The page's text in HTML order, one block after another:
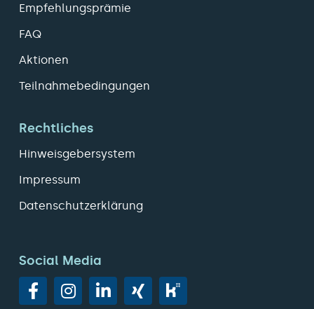
Empfehlungsprämie
FAQ
Aktionen
Teilnahmebedingungen
Rechtliches
Hinweisgebersystem
Impressum
Datenschutzerklärung
Social Media